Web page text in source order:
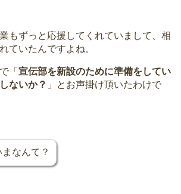
もずっと応援してくれていまして、相
ていたんですよね。
「宣伝部を新設のために準備をしてい
ないか？ 」とお声掛け頂いたわけで
まなんて？